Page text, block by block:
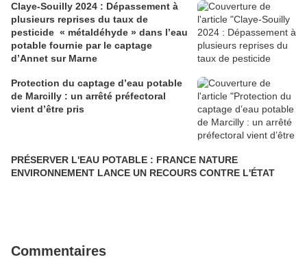
Claye-Souilly 2024 : Dépassement à
plusieurs reprises du taux de
pesticide « métaldéhyde » dans l’eau
potable fournie par le captage
d’Annet sur Marne
Protection du captage d’eau potable
de Marcilly : un arrêté préfectoral
vient d’être pris
PRÉSERVER L'EAU POTABLE : FRANCE NATURE
ENVIRONNEMENT LANCE UN RECOURS CONTRE L'ÉTAT
Commentaires